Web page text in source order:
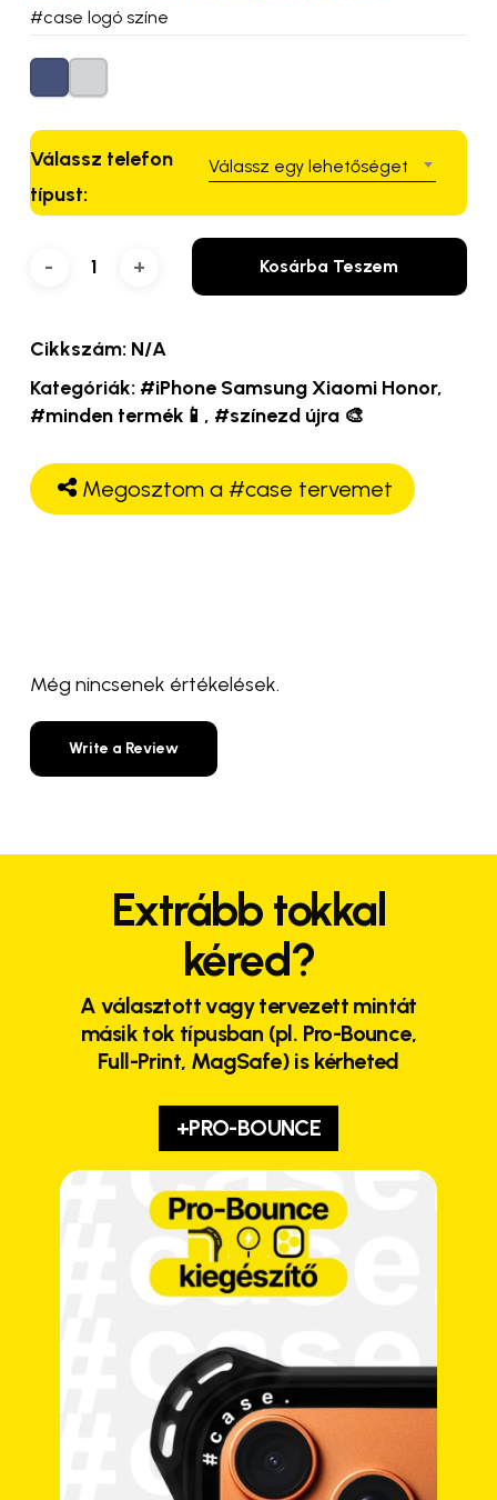
#case logó színe
Válassz telefon
típust:
Válassz egy lehetőséget
Kosárba Teszem
Cikkszám: N/A
Kategóriák: #iPhone Samsung Xiaomi Honor,
#minden termék📱 , #színezd újra 🎨
Megosztom a #case tervemet
Még nincsenek értékelések.
Write a Review
Extrább tokkal
kéred?
A választott vagy tervezett mintát
másik tok típusban (pl. Pro-Bounce,
Full-Print, MagSafe) is kérheted
+PRO-BOUNCE